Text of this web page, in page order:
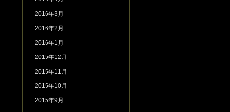
2016年3月
2016年2月
2016年1月
2015年12月
2015年11月
2015年10月
2015年9月